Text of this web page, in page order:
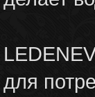
для